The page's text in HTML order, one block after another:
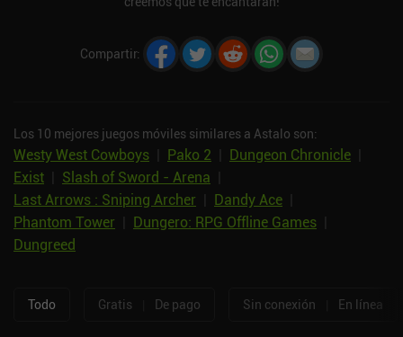
Compartir:
Los 10 mejores juegos móviles similares a Astalo son:
Westy West Cowboys Pako 2 Dungeon Chronicle
Exist
Slash of Sword - Arena
Last Arrows : Sniping Archer
Dandy Ace
Phantom Tower
Dungero: RPG Offline Games
Dungreed
Todo Gratis De pago Sin conexión En línea